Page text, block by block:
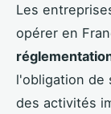
Les
opérer en
l'obligation de
des activités